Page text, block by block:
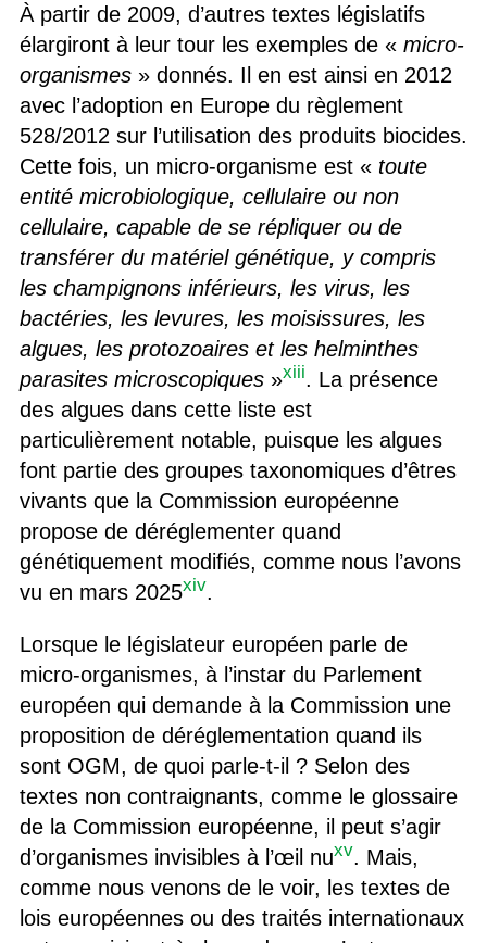
À partir de 2009, d’autres textes législatifs
élargiront à leur tour les exemples de « micro-
organismes» donnés. Il en est ainsi en 2012
avec l’adoption en Europe du règlement
528/2012 sur l’utilisation des produits biocides.
Cette fois, un micro-organisme est « toute
entité microbiologique, cellulaire ou non
cellulaire, capable de se répliquer ou de
transférer du matériel génétique, y compris
les champignons inférieurs, les virus, les
bactéries, les levures, les moisissures, les
algues, les protozoaires et les helminthes
parasites microscopiques»xiii. La présence
des algues dans cette liste est
particulièrement notable, puisque les algues
font partie des groupes taxonomiques d’êtres
vivants que la Commission européenne
propose de déréglementer quand
génétiquement modifiés, comme nous l’avons
vu en mars 2025xiv.
Lorsque le législateur européen parle de
micro-organismes, à l’instar du Parlement
européen qui demande à la Commission une
proposition de déréglementation quand ils
sont OGM, de quoi parle-t-il ? Selon des
textes non contraignants, comme le glossaire
de la Commission européenne, il peut s’agir
d’organismes invisibles à l’œil nuxv. Mais,
comme nous venons de le voir, les textes de
lois européennes ou des traités internationaux